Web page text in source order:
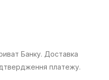
Банку. Доставка
платежу.